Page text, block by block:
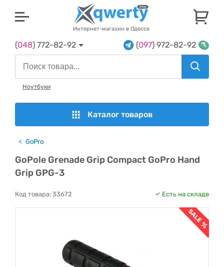
Интернет-магазин в Одессе
(048) 772-82-92 (097) 972-82-92
Ноутбуки
Каталог товаров
GoPro
GoPole Grenade Grip Compact GoPro Hand
Grip GPG-3
Код товара: 33672 Есть на складе